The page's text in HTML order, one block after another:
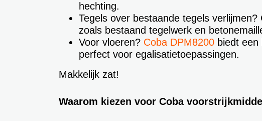
hechting.
Tegels over bestaande tegels verlijmen?
zoals bestaand tegelwerk en
Voor vloeren? Coba DPM8200 biedt
perfect voor egalisatietoepassingen.
Makkelijk zat!
Waarom kiezen voor Coba